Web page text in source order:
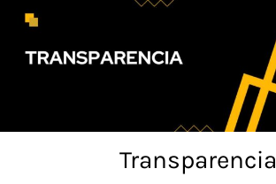
Skip
content
Transparencia